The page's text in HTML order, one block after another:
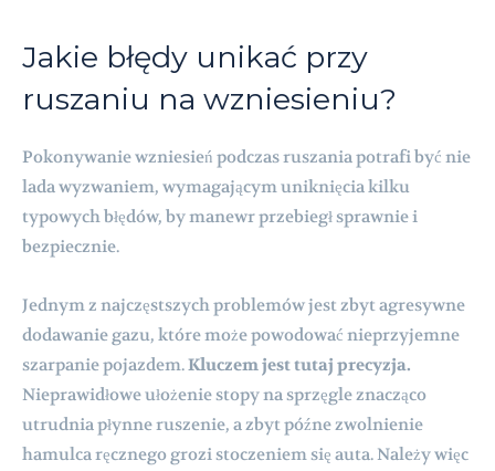
Jakie błędy unikać przy
ruszaniu na wzniesieniu?
Pokonywanie wzniesień podczas ruszania potrafi być nie
lada wyzwaniem, wymagającym uniknięcia kilku
typowych błędów, by manewr przebiegł sprawnie i
bezpiecznie.
Jednym z najczęstszych problemów jest zbyt agresywne
dodawanie gazu, które może powodować nieprzyjemne
szarpanie pojazdem.Kluczem jest tutaj precyzja.
Nieprawidłowe ułożenie stopy na sprzęgle znacząco
utrudnia płynne ruszenie, a zbyt późne zwolnienie
hamulca ręcznego grozi stoczeniem się auta. Należy więc